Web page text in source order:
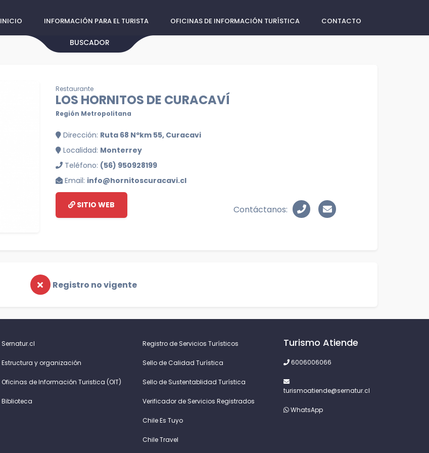
INICIO INFORMACIÓN PARA EL TURISTA OFICINAS DE INFORMACIÓN TURÍSTICA CONTACTO
BUSCADOR
Restaurante
LOS HORNITOS DE CURACAVÍ
Región Metropolitana
Dirección: Ruta 68 Nºkm 55, Curacavi
Localidad: Monterrey
Teléfono: (56) 950928199
Email: info@hornitoscuracavi.cl
SITIO WEB Contáctanos:
Registro no vigente
Sernatur.cl
Estructura y organización
Oficinas de Información Turistica (OIT)
Biblioteca
Registro de Servicios Turísticos
Sello de Calidad Turística
Sello de Sustentablidad Turística
Verificador de Servicios Registrados
Chile Es Tuyo
Chile Travel
Turismo Atiende
6006006066
turismoatiende@sernatur.cl
WhatsApp